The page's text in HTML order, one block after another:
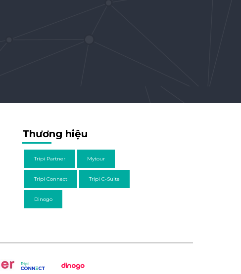
Thương hiệu
Tripi Partner Mytour
Tripi Connect Tripi C-Suite
Dinogo